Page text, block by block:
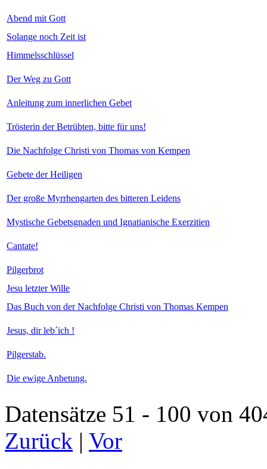
Abend mit Gott
Solange noch Zeit ist
Himmelsschlüssel
Der Weg zu Gott
Anleitung zum innerlichen Gebet
Trösterin der Betrübten, bitte für uns!
Die Nachfolge Christi von Thomas von Kempen
Gebete der Heiligen
Der große Myrrhengarten des bitteren Leidens
Mystische Gebetsgnaden und Ignatianische Exerzitien
Cantate!
Pilgerbrot
Jesu letzter Wille
Das Buch von der Nachfolge Christi von Thomas Kempen
Jesus, dir leb´ich !
Pilgerstab.
Die ewige Anbetung.
Datensätze 51 - 100
Zurück | Vor